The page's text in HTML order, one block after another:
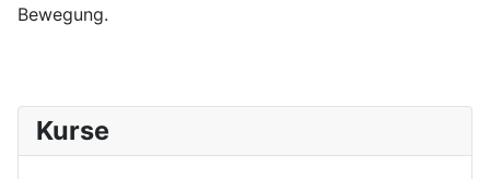
Kurse
Bewegung.